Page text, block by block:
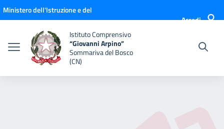
Vai ai contenuti
Vai al menu di navigazione
Vai al footer
Ministero dell'Istruzione e del
Accedi
Istituto Comprensivo
“Giovanni Arpino”
Sommariva del Bosco
(CN)